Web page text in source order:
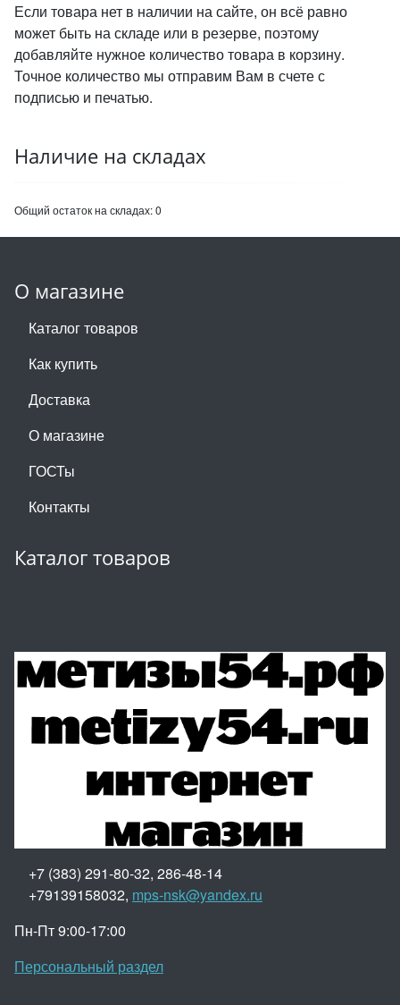
Если товара нет в наличии на сайте, он всё равно
может быть на складе или в резерве, поэтому
добавляйте нужное количество товара в корзину.
Точное количество мы отправим Вам в счете с
подписью и печатью.
Наличие на складах
Общий остаток на складах:0
О магазине
Каталог товаров
Как купить
Доставка
О магазине
ГОСТы
Контакты
Каталог товаров
+7 (383) 291-80-32, 286-48-14
+79139158032, mps-nsk@yandex.ru
Пн-Пт 9:00-17:00
Персональный раздел